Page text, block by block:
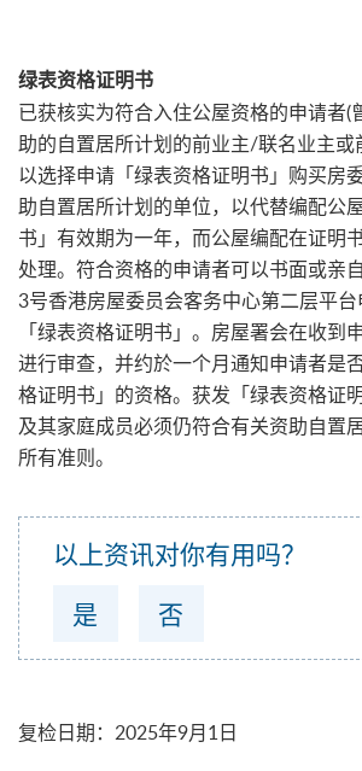
绿表资格证明书
已获核实为符合入住公屋资格的申请者(
助的自置居所计划的前业主/联名业主或
以选择申请「绿表资格证明书」购买房
助自置居所计划的单位，以代替编配公
书」有效期为一年，而公屋编配在证明
处理。符合资格的申请者可以书面或亲
3号香港房屋委员会客务中心第二层平
「绿表资格证明书」。房屋署会在收到
进行审查，并约於一个月通知申请者是
格证明书」的资格。获发「绿表资格证
及其家庭成员必须仍符合有关资助自置
所有准则。
以上资讯对你有用吗？
是
否
复检日期： 2025年9月1日